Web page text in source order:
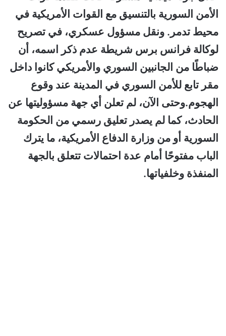
الأمن السورية بالتنسيق مع القوات الأمريكية في
محيط تدمر. ونقل مسؤول عسكري، في تصريح
لوكالة فرانس برس شريطة عدم ذكر اسمه، أن
ضباطًا من الجانبين السوري والأمريكي كانوا داخل
مقر تابع للأمن السوري في المدينة عند وقوع
الهجوم.وحتى الآن، لم تعلن أي جهة مسؤوليتها عن
الحادث، كما لم يصدر تعليق رسمي من الحكومة
السورية أو من وزارة الدفاع الأمريكية، ما يترك
الباب مفتوحًا أمام عدة احتمالات تتعلق بالجهة
المنفذة وخلفياتها.